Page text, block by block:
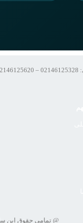
@ تمامی حقوق این